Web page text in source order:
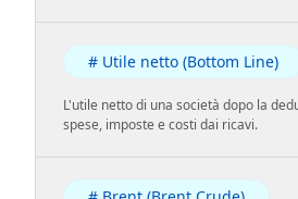
# Utile netto (Bottom Line)
L'utile netto di una società dopo la
spese, imposte e costi dai ricavi.